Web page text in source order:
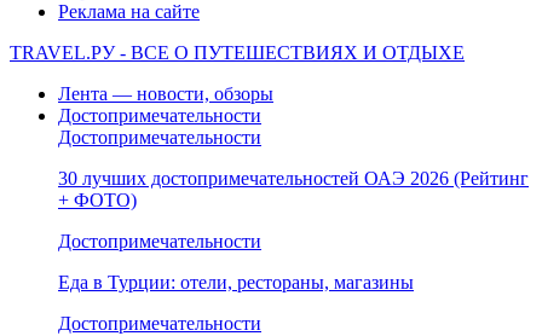
Реклама на сайте
TRAVEL.РУ - ВСЕ О ПУТЕШЕСТВИЯХ И ОТДЫХЕ
Лента — новости, обзоры
Достопримечательности
Достопримечательности
30 лучших достопримечательностей ОАЭ 2026 (Рейтинг
+ ФОТО)
Достопримечательности
Еда в Турции: отели, рестораны, магазины
Достопримечательности